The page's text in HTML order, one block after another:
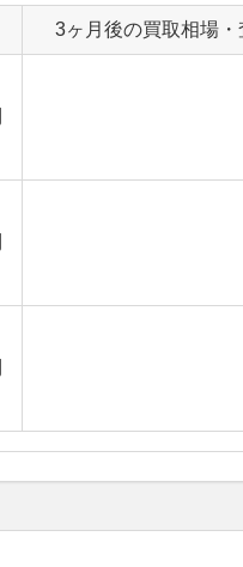
3ヶ月後の買取相場・